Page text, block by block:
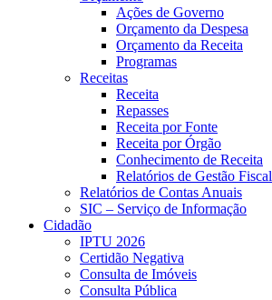
Ações de Governo
Orçamento da Despesa
Orçamento da Receita
Programas
Receitas
Receita
Repasses
Receita por Fonte
Receita por Órgão
Conhecimento de Receita
Relatórios de Gestão Fiscal
Relatórios de Contas Anuais
SIC – Serviço de Informação
Cidadão
IPTU 2026
Certidão Negativa
Consulta de Imóveis
Consulta Pública